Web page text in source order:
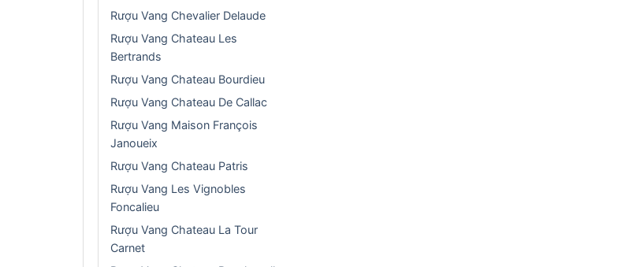
Rượu Vang Chevalier Delaude
Rượu Vang Chateau Les
Bertrands
Rượu Vang Chateau Bourdieu
Rượu Vang Chateau De Callac
Rượu Vang Maison François
Janoueix
Rượu Vang Chateau Patris
Rượu Vang Les Vignobles
Foncalieu
Rượu Vang Chateau La Tour
Carnet